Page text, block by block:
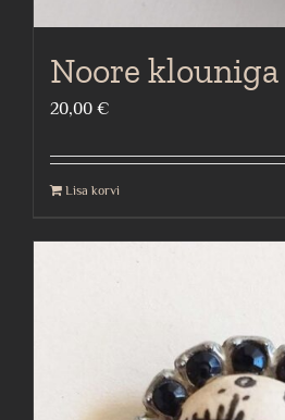
Noore
20,00 €
Lisa korvi